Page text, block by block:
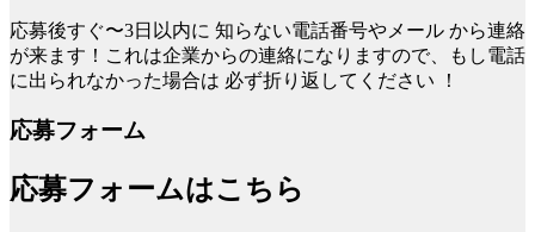
応募後すぐ〜3日以内に 知らない電話番号やメール から連絡
が来ます！これは企業からの連絡になりますので、もし電話
に出られなかった場合は 必ず折り返してください ！
応募フォーム
応募フォームはこちら